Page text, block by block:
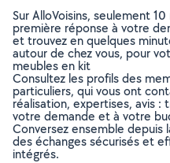
Sur AlloVoisins, seulement
première réponse à votre
et trouvez en quelques
autour de chez vous, pour
meubles en kit
Consultez les profils des
particuliers, qui vous ont
réalisation, expertises, avis :
votre demande et à votre
Conversez ensemble depuis
des échanges sécurisés et
intégrés.